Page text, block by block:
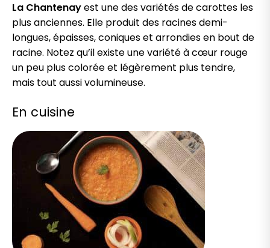
La Chantenayest une des variétés de carottes les
plus anciennes. Elle produit des racines demi-
longues, épaisses, coniques et arrondies en bout de
racine. Notez qu’il existe une variété à cœur rouge
un peu plus colorée et légèrement plus tendre,
mais tout aussi volumineuse.
En cuisine